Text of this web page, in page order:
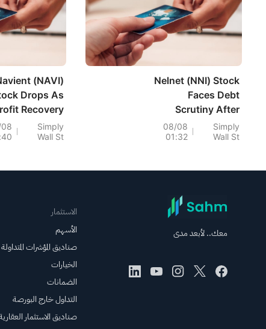
Nelnet (NNI) Stock
Faces Debt
Scrutiny After
Profit Slips
Simply
Wall St
08/08
01:32
(NAVI)
Drops As
Recovery
Reserve
Caution
Simply
Wall St
معك.. لأبعد مدى
الاستثمار
الأسهم
صناديق المؤشرات المتداولة
الخيارات
الضمانات
التداول خارج البورصة
صناديق الاستثمار العقارية